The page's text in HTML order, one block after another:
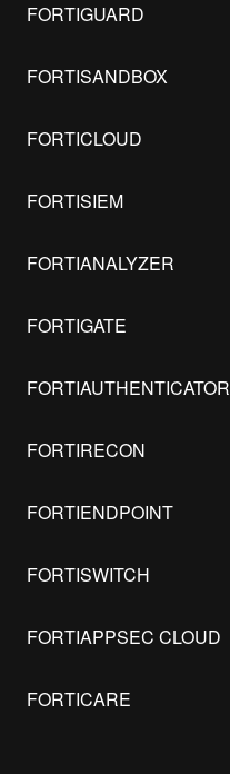
FORTIGUARD
FORTISANDBOX
FORTICLOUD
FORTISIEM
FORTIANALYZER
FORTIGATE
FORTIAUTHENTICATOR
FORTIRECON
FORTIENDPOINT
FORTISWITCH
FORTIAPPSEC CLOUD
FORTICARE